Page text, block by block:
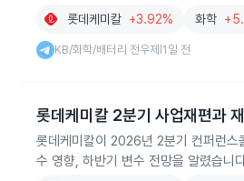
롯데케미칼 +3.92% 화학
KB/화학/배터리 전우제 1일 전
롯데케미칼 2분기 사업재편과
롯데케미칼이 2026년 2분기 컨퍼런스
수 영향, 하반기 변수 전망을 알렸습니